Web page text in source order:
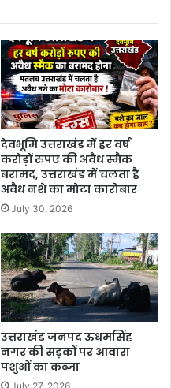
देवभूमि उत्तराखंड में हर वर्ष
करोड़ों रुपए की अवैध स्मैक
बरामद, उत्तराखंड में चलता है
अवैध नशे का मोटा कारोबार
July 30, 2026
उत्तराखंड जनपद ऊधमसिंह
नगर की सड़कों पर आवारा
पशुओं का कब्जा